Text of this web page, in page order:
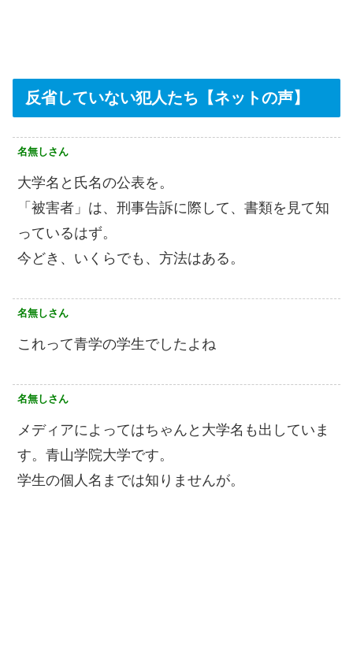
反省していない犯人たち【ネットの声】
名無しさん
大学名と氏名の公表を。
「被害者」は、刑事告訴に際して、書類を見て知
っているはず。
今どき、いくらでも、方法はある。
名無しさん
これって青学の学生でしたよね
名無しさん
メディアによってはちゃんと大学名も出していま
す。青山学院大学です。
学生の個人名までは知りませんが。